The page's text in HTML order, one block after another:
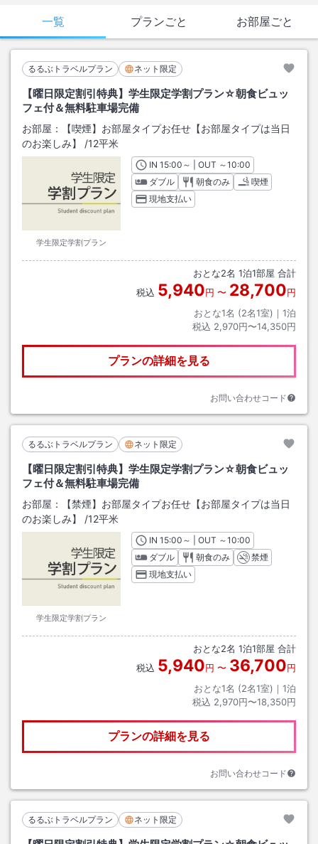
一覧 プランごと お部屋ごと
るるぶトラベルプラン ネット限定
【曜日限定割引特典】学生限定学割プラン☆朝食ビュッ
フェ付＆無料駐車場完備
お部屋：
【喫煙】お部屋タイプお任せ【お部屋タイプは当日
のお楽しみ】
/12平米
学生限定学割プラン
INチェックイン
15:00 ～ | OUT チェックアウト
～10:00
ダブル
朝食のみ
喫煙
現地支払い
おとな2名 1泊1部屋 合計
税込 5,940円 〜 28,700円
おとな1名 (2名1室)｜ 1泊
税込 2,970円〜14,350円
プランの詳細を見る
お問い合わせコード
るるぶトラベルプラン ネット限定
【曜日限定割引特典】学生限定学割プラン☆朝食ビュッ
フェ付＆無料駐車場完備
お部屋：
【禁煙】お部屋タイプお任せ【お部屋タイプは当日
のお楽しみ】
/12平米
学生限定学割プラン
INチェックイン
15:00 ～ | OUT チェックアウト
～10:00
ダブル
朝食のみ
禁煙
現地支払い
おとな2名 1泊1部屋 合計
税込 5,940円 〜 36,700円
おとな1名 (2名1室)｜ 1泊
税込 2,970円〜18,350円
プランの詳細を見る
お問い合わせコード
るるぶトラベルプラン ネット限定